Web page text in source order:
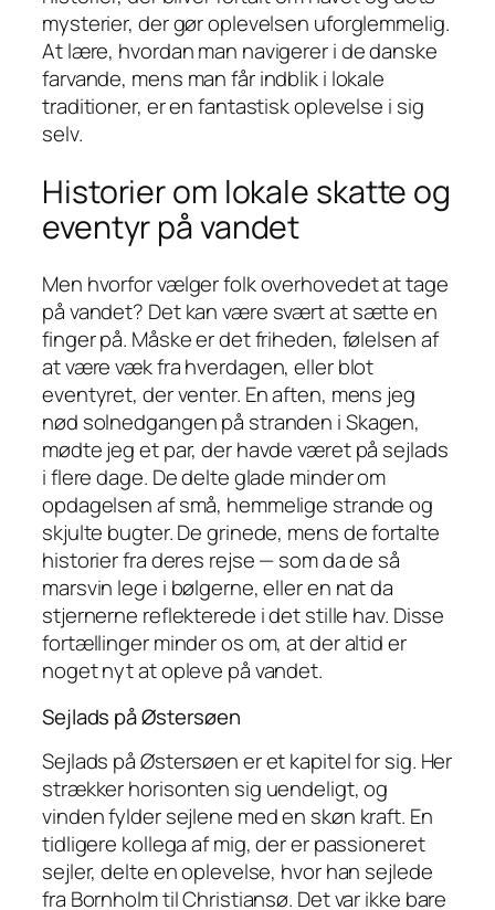
mysterier, der gør oplevelsen uforglemmelig.
At lære, hvordan man navigerer i de danske
farvande, mens man får indblik i lokale
traditioner, er en fantastisk oplevelse i sig
selv.
Historier om lokale skatte og
eventyr på vandet
Men hvorfor vælger folk overhovedet at tage
på vandet? Det kan være svært at sætte en
finger på. Måske er det friheden, følelsen af
at være væk fra hverdagen, eller blot
eventyret, der venter. En aften, mens jeg
nød solnedgangen på stranden i Skagen,
mødte jeg et par, der havde været på sejlads
i flere dage. De delte glade minder om
opdagelsen af små, hemmelige strande og
skjulte bugter. De grinede, mens de fortalte
historier fra deres rejse — som da de så
marsvin lege i bølgerne, eller en nat da
stjernerne reflekterede i det stille hav. Disse
fortællinger minder os om, at der altid er
noget nyt at opleve på vandet.
Sejlads på Østersøen
Sejlads på Østersøen er et kapitel for sig. Her
strækker horisonten sig uendeligt, og
vinden fylder sejlene med en skøn kraft. En
tidligere kollega af mig, der er passioneret
sejler, delte en oplevelse, hvor han sejlede
fra Bornholm til Christiansø. Det var ikke bare